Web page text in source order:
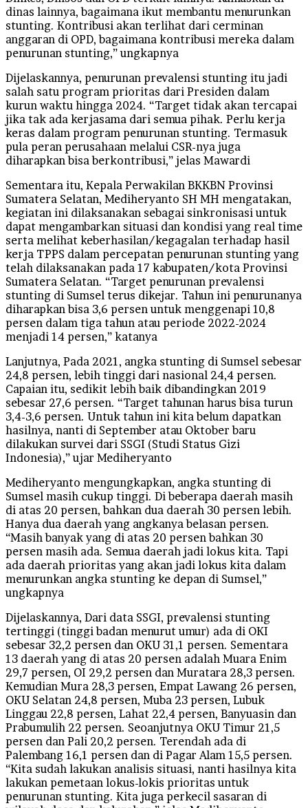
dinas lainnya, bagaimana ikut membantu menurunkan
stunting. Kontribusi akan terlihat dari cerminan
anggaran di OPD, bagaimana kontribusi mereka dalam
penurunan stunting,” ungkapnya
Dijelaskannya, penurunan prevalensi stunting itu jadi
salah satu program prioritas dari Presiden dalam
kurun waktu hingga 2024. “Target tidak akan tercapai
jika tak ada kerjasama dari semua pihak. Perlu kerja
keras dalam program penurunan stunting. Termasuk
pula peran perusahaan melalui CSR-nya juga
diharapkan bisa berkontribusi,” jelas Mawardi
Sementara itu, Kepala Perwakilan BKKBN Provinsi
Sumatera Selatan, Mediheryanto SH MH mengatakan,
kegiatan ini dilaksanakan sebagai sinkronisasi untuk
dapat mengambarkan situasi dan kondisi yang real time
serta melihat keberhasilan/kegagalan terhadap hasil
kerja TPPS dalam percepatan penurunan stunting yang
telah dilaksanakan pada 17 kabupaten/kota Provinsi
Sumatera Selatan. “Target penurunan prevalensi
stunting di Sumsel terus dikejar. Tahun ini penurunanya
diharapkan bisa 3,6 persen untuk menggenapi 10,8
persen dalam tiga tahun atau periode 2022-2024
menjadi 14 persen,” katanya
Lanjutnya, Pada 2021, angka stunting di Sumsel sebesar
24,8 persen, lebih tinggi dari nasional 24,4 persen.
Capaian itu, sedikit lebih baik dibandingkan 2019
sebesar 27,6 persen. “Target tahunan harus bisa turun
3,4-3,6 persen. Untuk tahun ini kita belum dapatkan
hasilnya, nanti di September atau Oktober baru
dilakukan survei dari SSGI (Studi Status Gizi
Indonesia),” ujar Mediheryanto
Mediheryanto mengungkapkan, angka stunting di
Sumsel masih cukup tinggi. Di beberapa daerah masih
di atas 20 persen, bahkan dua daerah 30 persen lebih.
Hanya dua daerah yang angkanya belasan persen.
“Masih banyak yang di atas 20 persen bahkan 30
persen masih ada. Semua daerah jadi lokus kita. Tapi
ada daerah prioritas yang akan jadi lokus kita dalam
menurunkan angka stunting ke depan di Sumsel,”
ungkapnya
Dijelaskannya, Dari data SSGI, prevalensi stunting
tertinggi (tinggi badan menurut umur) ada di OKI
sebesar 32,2 persen dan OKU 31,1 persen. Sementara
13 daerah yang di atas 20 persen adalah Muara Enim
29,7 persen, OI 29,2 persen dan Muratara 28,3 persen.
Kemudian Mura 28,3 persen, Empat Lawang 26 persen,
OKU Selatan 24,8 persen, Muba 23 persen, Lubuk
Linggau 22,8 persen, Lahat 22,4 persen, Banyuasin dan
Prabumulih 22 persen. Seoanjutnya OKU Timur 21,5
persen dan Pali 20,2 persen. Terendah ada di
Palembang 16,1 persen dan di Pagar Alam 15,5 persen.
“Kita sudah lakukan analisis situasi, nanti hasilnya kita
lakukan pemetaan lokus-lokis prioritas untuk
penurunan stunting. Kita juga perkecil sasaran di